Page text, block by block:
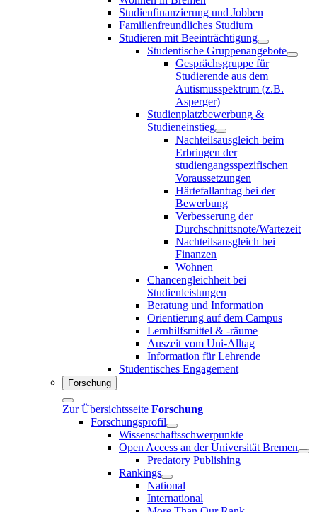
Studienfinanzierung und Jobben
Familienfreundliches Studium
Studieren mit Beeinträchtigung
Studentische Gruppenangebote
Gesprächsgruppe für
Studierende aus dem
Autismusspektrum (z.B.
Asperger)
Studienplatzbewerbung &
Studieneinstieg
Nachteilsausgleich beim
Erbringen der
studiengangsspezifischen
Voraussetzungen
Härtefallantrag bei der
Bewerbung
Verbesserung der
Durchschnittsnote/Wartezeit
Nachteilsausgleich bei
Finanzen
Wohnen
Chancengleichheit bei
Studienleistungen
Beratung und Information
Orientierung auf dem Campus
Lernhilfsmittel & -räume
Auszeit vom Uni-Alltag
Information für Lehrende
Studentisches Engagement
Forschung
Zur Übersichtsseite Forschung
Forschungsprofil
Wissenschaftsschwerpunkte
Open Access an der Universität Bremen
Predatory Publishing
Rankings
National
International